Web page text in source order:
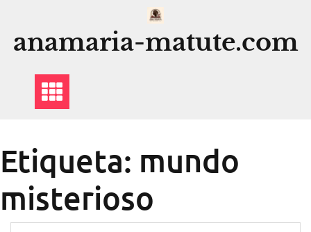
contenido
anamaria-matute.com
Etiqueta: mundo
misterioso